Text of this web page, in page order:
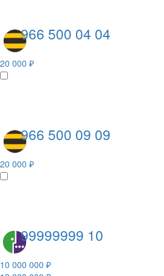
966 500 04 04
20 000 ₽
966 500 09 09
20 000 ₽
99999999 10
10 000 000 ₽